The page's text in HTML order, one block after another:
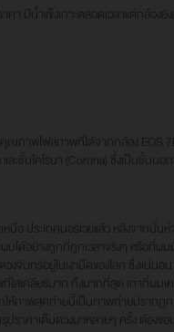
มีน้ำแข็งเกาะตลอดเวลาแต่กล้องยั
พไฟล์ภาพที่ได้จากกล้อง EOS 7D
ะชั้นโคโรนา (Corona) ซึ่งเป็นชั้นน
ประเทศนอร์เวย์แล้ว หลังจากนั้น
ได้อย่างถูกที่ถูกเวลาจริงๆ หรือที่ผม
นทร์อยู่ในเงามืดของโลก ซึ่งแน่น
ใสเคลียร์มาก ถึงมากที่สุด เท่าที่ผม
ห้ภาพสุดท้ายนี้เป็นภาพถ่ายปรากฏ
าคาเต็มดวงมาหลายๆ ครั้ง ต้องขอ